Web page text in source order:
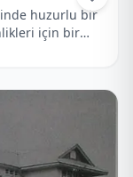
huzurlu bir
için bir